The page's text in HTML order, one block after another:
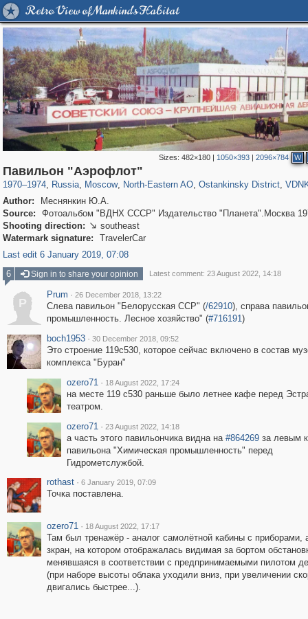
Retro View of Mankind's Habitat
Sizes: 482×180| 1050×393| 2096×784 W
Павильон "Аэрофлот"
1970–1974, Russia
1,406,257 29,243
, Moscow
319,779 8,286
, North-Eastern AO
24,488
, Ostankinsky District,
48
Author:
Меснянкин Ю.А.
Source:
Фотоальбом "ВДНХ СССР" Издательство "Планета".Москва
Shooting direction:  southeast
Watermark signature:
TravelerCar
Last edit 6 January 2019, 07:08
6
Sign in to share your opinion Latest comment: 23 August 2022, 14:18
P
Prum · 26 December 2018, 13:22
Слева павильон "Белорусская ССР" (/62910), справа
промышленность. Лесное хозяйство" (#716191)
boch1953 · 30 December 2018, 09:52
Это строение 119с530, которое сейчас включено в состав
комплекса "Буран"
ozero71 · 18 August 2022, 17:24
на месте 119 с530 раньше было летнее кафе перед
театром.
ozero71 · 23 August 2022, 14:18
а часть этого павильончика видна на #864269за левым
павильона "Химическая промышленность" перед
Гидрометслужбой.
rothast · 6 January 2019, 07:09
Точка поставлена.
ozero71 · 18 August 2022, 17:17
Там был тренажёр - аналог самолётной кабины с приборами,
зкран, на котором отображалась видимая за бортом
менявшаяся в соответствии с предпринимаемыми пилотом
(при наборе высоты облака уходили вниз, при увеличении
двигались быстрее...).